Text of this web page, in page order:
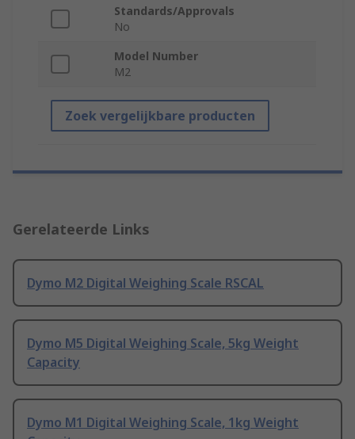
Standards/Approvals
No
Model Number
M2
Zoek vergelijkbare producten
Gerelateerde Links
Dymo M2 Digital Weighing Scale RSCAL
Dymo M5 Digital Weighing Scale, 5kg Weight
Capacity
Dymo M1 Digital Weighing Scale, 1kg Weight